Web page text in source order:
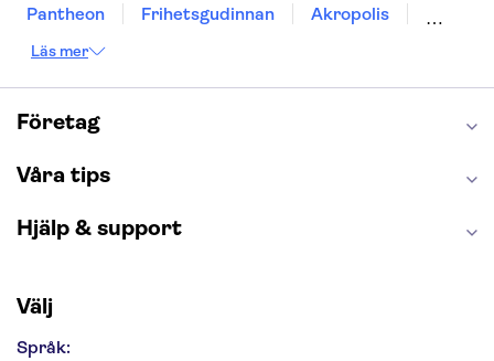
Pantheon
Frihetsgudinnan
Akropolis
Burj Khalifa
Saltgruvan i Wieliczka
Alhambra
Caminito del Rey
London Dungeon
Läs mer
Företag
Våra tips
Hjälp & support
Välj
Språk: